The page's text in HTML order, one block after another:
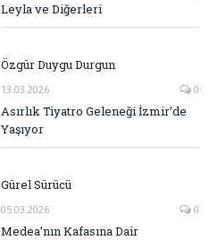
Leyla ve Diğerleri
Özgür Duygu Durgun
13.03.2026 0
Asırlık Tiyatro Geleneği İzmir’de
Yaşıyor
Gürel Sürücü
05.03.2026 0
Medea’nın Kafasına Dair